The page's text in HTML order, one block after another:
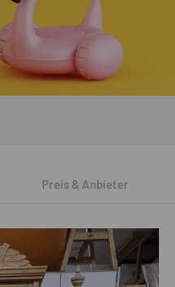
Preis & Anbieter